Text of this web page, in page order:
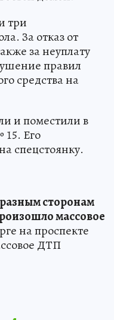
три
За отказ от
за неуплату
правил
средства на
и поместили в
15. Его
спецстоянку.
сторонам
массовое
на проспекте
ДТП